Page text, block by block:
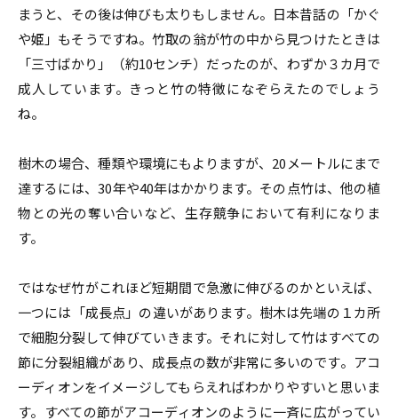
まうと、その後は伸びも太りもしません。日本昔話の「かぐ
や姫」もそうですね。竹取の翁が竹の中から見つけたときは
「三寸ばかり」（約10センチ）だったのが、わずか３カ月で
成人しています。きっと竹の特徴になぞらえたのでしょう
ね。
樹木の場合、種類や環境にもよりますが、20メートルにまで
達するには、30年や40年はかかります。その点竹は、他の植
物との光の奪い合いなど、生存競争において有利になりま
す。
ではなぜ竹がこれほど短期間で急激に伸びるのかといえば、
一つには「成長点」の違いがあります。樹木は先端の１カ所
で細胞分裂して伸びていきます。それに対して竹はすべての
節に分裂組織があり、成長点の数が非常に多いのです。アコ
ーディオンをイメージしてもらえればわかりやすいと思いま
す。すべての節がアコーディオンのように一斉に広がってい